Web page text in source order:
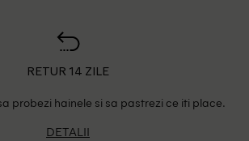
RETUR 14 ZILE
probezi hainele si sa pastrezi ce iti place.
DETALII